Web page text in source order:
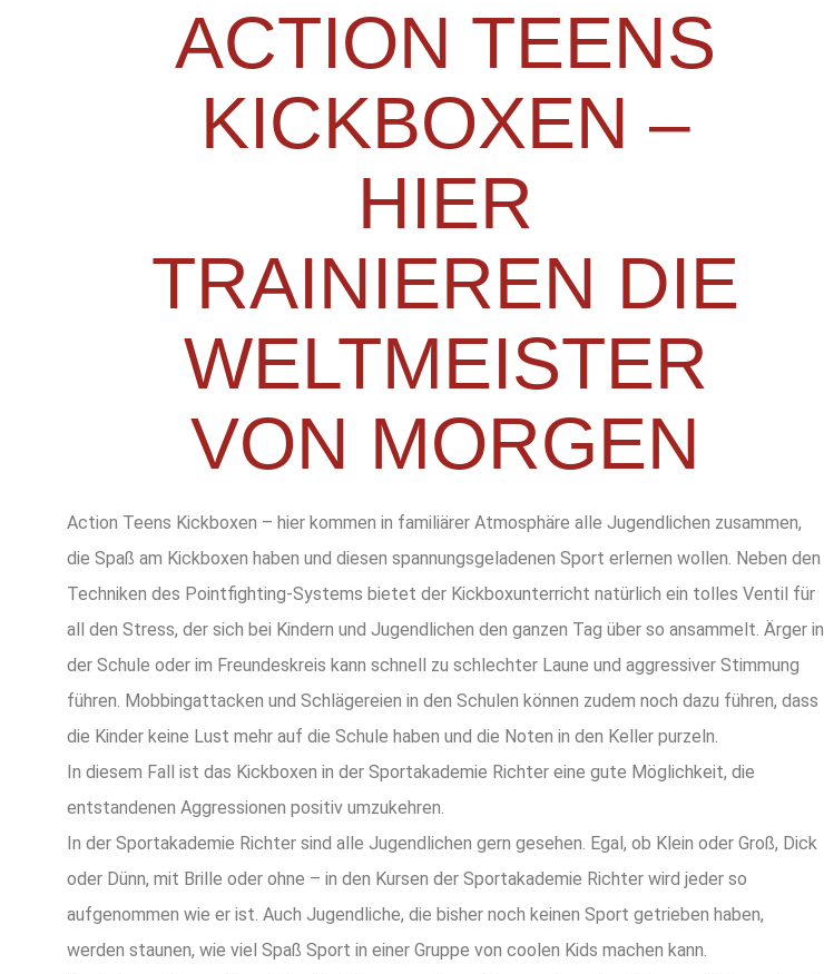
ACTION TEENS
KICKBOXEN –
HIER
TRAINIEREN DIE
WELTMEISTER
VON MORGEN
Action Teens Kickboxen – hier kommen in familiärer Atmosphäre alle Jugendlichen zusammen,
die Spaß am Kickboxen haben und diesen spannungsgeladenen Sport erlernen wollen. Neben den
Techniken des Pointfighting-Systems bietet der Kickboxunterricht natürlich ein tolles Ventil für
all den Stress, der sich bei Kindern und Jugendlichen den ganzen Tag über so ansammelt. Ärger in
der Schule oder im Freundeskreis kann schnell zu schlechter Laune und aggressiver Stimmung
führen. Mobbingattacken und Schlägereien in den Schulen können zudem noch dazu führen, dass
die Kinder keine Lust mehr auf die Schule haben und die Noten in den Keller purzeln.
In diesem Fall ist das Kickboxen in der Sportakademie Richter eine gute Möglichkeit, die
entstandenen Aggressionen positiv umzukehren.
In der Sportakademie Richter sind alle Jugendlichen gern gesehen. Egal, ob Klein oder Groß, Dick
oder Dünn, mit Brille oder ohne – in den Kursen der Sportakademie Richter wird jeder so
aufgenommen wie er ist. Auch Jugendliche, die bisher noch keinen Sport getrieben haben,
werden staunen, wie viel Spaß Sport in einer Gruppe von coolen Kids machen kann.